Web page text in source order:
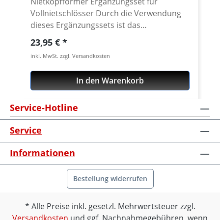
Vollnietschlösser Durch die Verwendung
dieses Ergänzungssets ist das
Kettenwerkzeug in der Lage,
Vollnietschlösser zu verarbeiten. Die
Handhabung ist einfach: Die Führung des
Dorns gegen die beiliegende
Nietformerführung auswechseln. Den
damit ist das Werkzeug einsatzbereit. Die
Kraftübertragung auf den Nietformer
erfolgt über den Dorn.
Regulärer Preis:
23,95 €
inkl. MwSt. zzgl. Versandkosten
In den Warenkorb
Service-Hotline
Service
Informationen
Bestellung widerrufen
Alle Preise inkl. gesetzl. Mehrwertsteuer zzgl.